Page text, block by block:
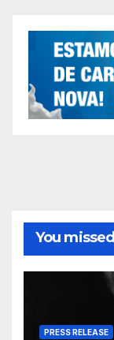
You missed
PRESS RELEASE